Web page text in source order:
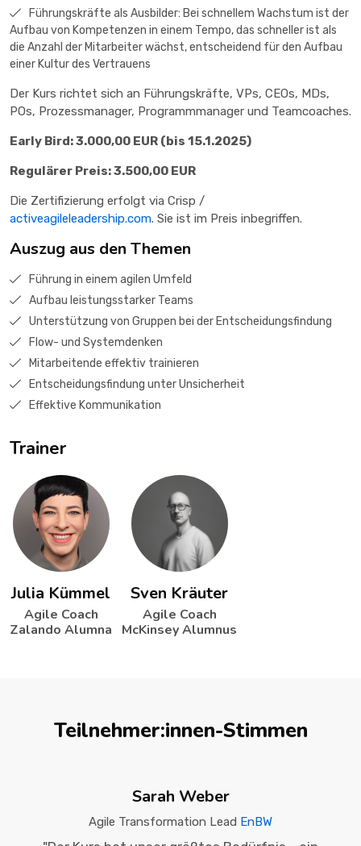
Führungskräfte als Ausbilder: Bei schnellem Wachstum ist der
Aufbau von Kompetenzen in einem Tempo, das schneller ist als
die Anzahl der Mitarbeiter wächst, entscheidend für den Aufbau
einer Kultur des Vertrauens
Der Kurs richtet sich an Führungskräfte, VPs, CEOs, MDs,
POs, Prozessmanager, Programmmanager und Teamcoaches.
Early Bird: 3.000,00 EUR (bis 15.1.2025)
Regulärer Preis: 3.500,00 EUR
Die Zertifizierung erfolgt via Crisp /
activeagileleadership.com. Sie ist im Preis inbegriffen.
Auszug aus den Themen
Führung in einem agilen Umfeld
Aufbau leistungsstarker Teams
Unterstützung von Gruppen bei der Entscheidungsfindung
Flow- und Systemdenken
Mitarbeitende effektiv trainieren
Entscheidungsfindung unter Unsicherheit
Effektive Kommunikation
Trainer
Julia Kümmel
Agile Coach
Zalando Alumna
Sven Kräuter
Agile Coach
McKinsey Alumnus
Teilnehmer:innen-Stimmen
EnBW
Sarah Weber
Agile Transformation Lead EnBW
EnBW
EnBW